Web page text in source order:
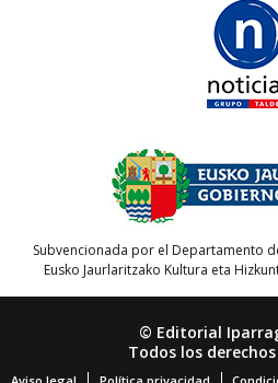
Día Mundial de la
Subvencionada por el Departamento
Eusko Jaurlaritzako Kultura eta
© Editorial
Todos los